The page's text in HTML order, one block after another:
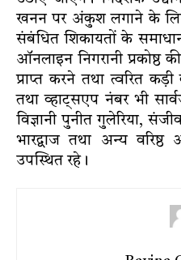
खनन पर अंकुश लगाने के
संबंधित शिकायतों के
ऑनलाइन निगरानी प्रकोष्ठ
प्राप्त करने तथा त्वरित
तथा व्हाट्सएप नंबर भी
विज्ञानी पुनीत गुलेरिया,
भारद्वाज तथा अन्य
उपस्थित रहे।